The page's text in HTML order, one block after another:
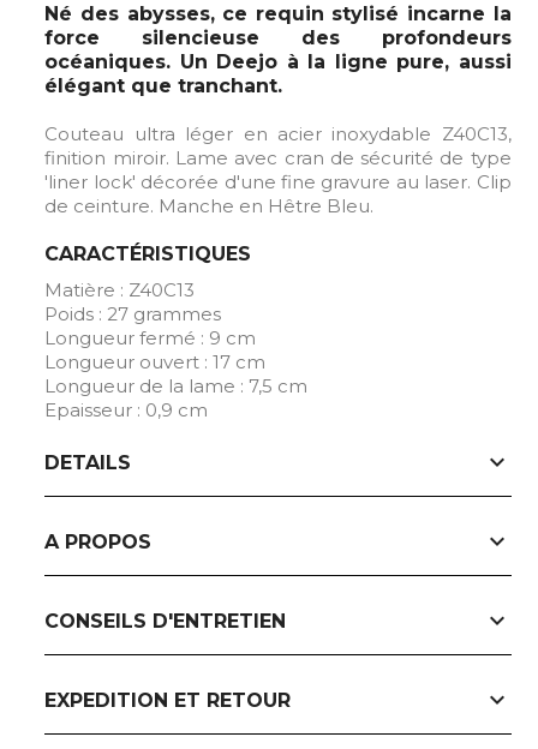
Né des abysses, ce requin stylisé incarne la
force silencieuse des profondeurs
océaniques. Un Deejo à la ligne pure, aussi
élégant que tranchant.
Couteau ultra léger en acier inoxydable Z40C13,
finition miroir. Lame avec cran de sécurité de type
'liner lock' décorée d'une fine gravure au laser. Clip
de ceinture. Manche en Hêtre Bleu.
CARACTÉRISTIQUES
Matière : Z40C13
Poids : 27 grammes
Longueur fermé : 9 cm
Longueur ouvert : 17 cm
Longueur de la lame : 7,5 cm
Epaisseur : 0,9 cm
DETAILS expand_more
A PROPOS expand_more
CONSEILS D'ENTRETIEN expand_more
EXPEDITION ET RETOUR expand_more